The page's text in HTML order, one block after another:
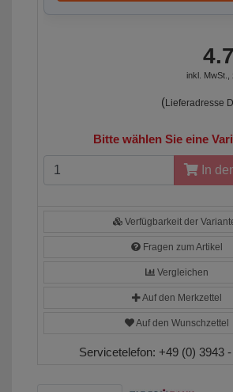
inkl. MwSt.,
(Lieferadresse
Bitte wählen Sie eine
In
Verfügbarkeit der
Fragen zum Artikel
Vergleichen
Auf den Merkzettel
Auf den Wunschzettel
Servicetelefon: +49 (0) 3943